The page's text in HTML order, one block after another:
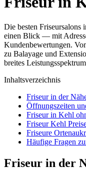
Die besten
einen Blick — mit
Kundenbewertungen.
zu Balayage und
breites
Inhaltsverzeichnis
Friseur in der
Öffnungszeiten
Friseur in Kehl
Friseur Kehl
Friseure
Häufige Fragen
Friseur in der